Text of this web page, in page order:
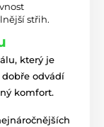
střih.
který je
odvádí
komfort.